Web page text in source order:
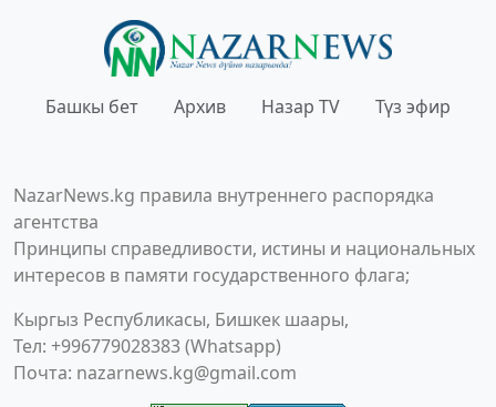
Башкы бет Архив Назар TV Түз эфир
NazarNews.kg правила внутреннего распорядка
агентства
Принципы справедливости, истины и национальных
интересов в памяти государственного флага;
Кыргыз Республикасы, Бишкек шаары,
Тел: +996779028383 (Whatsapp)
Почта: nazarnews.kg@gmail.com